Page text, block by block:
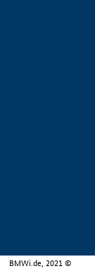
BMWi.de, 2021 ©